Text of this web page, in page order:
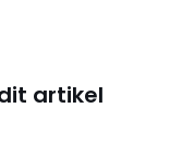
artikel